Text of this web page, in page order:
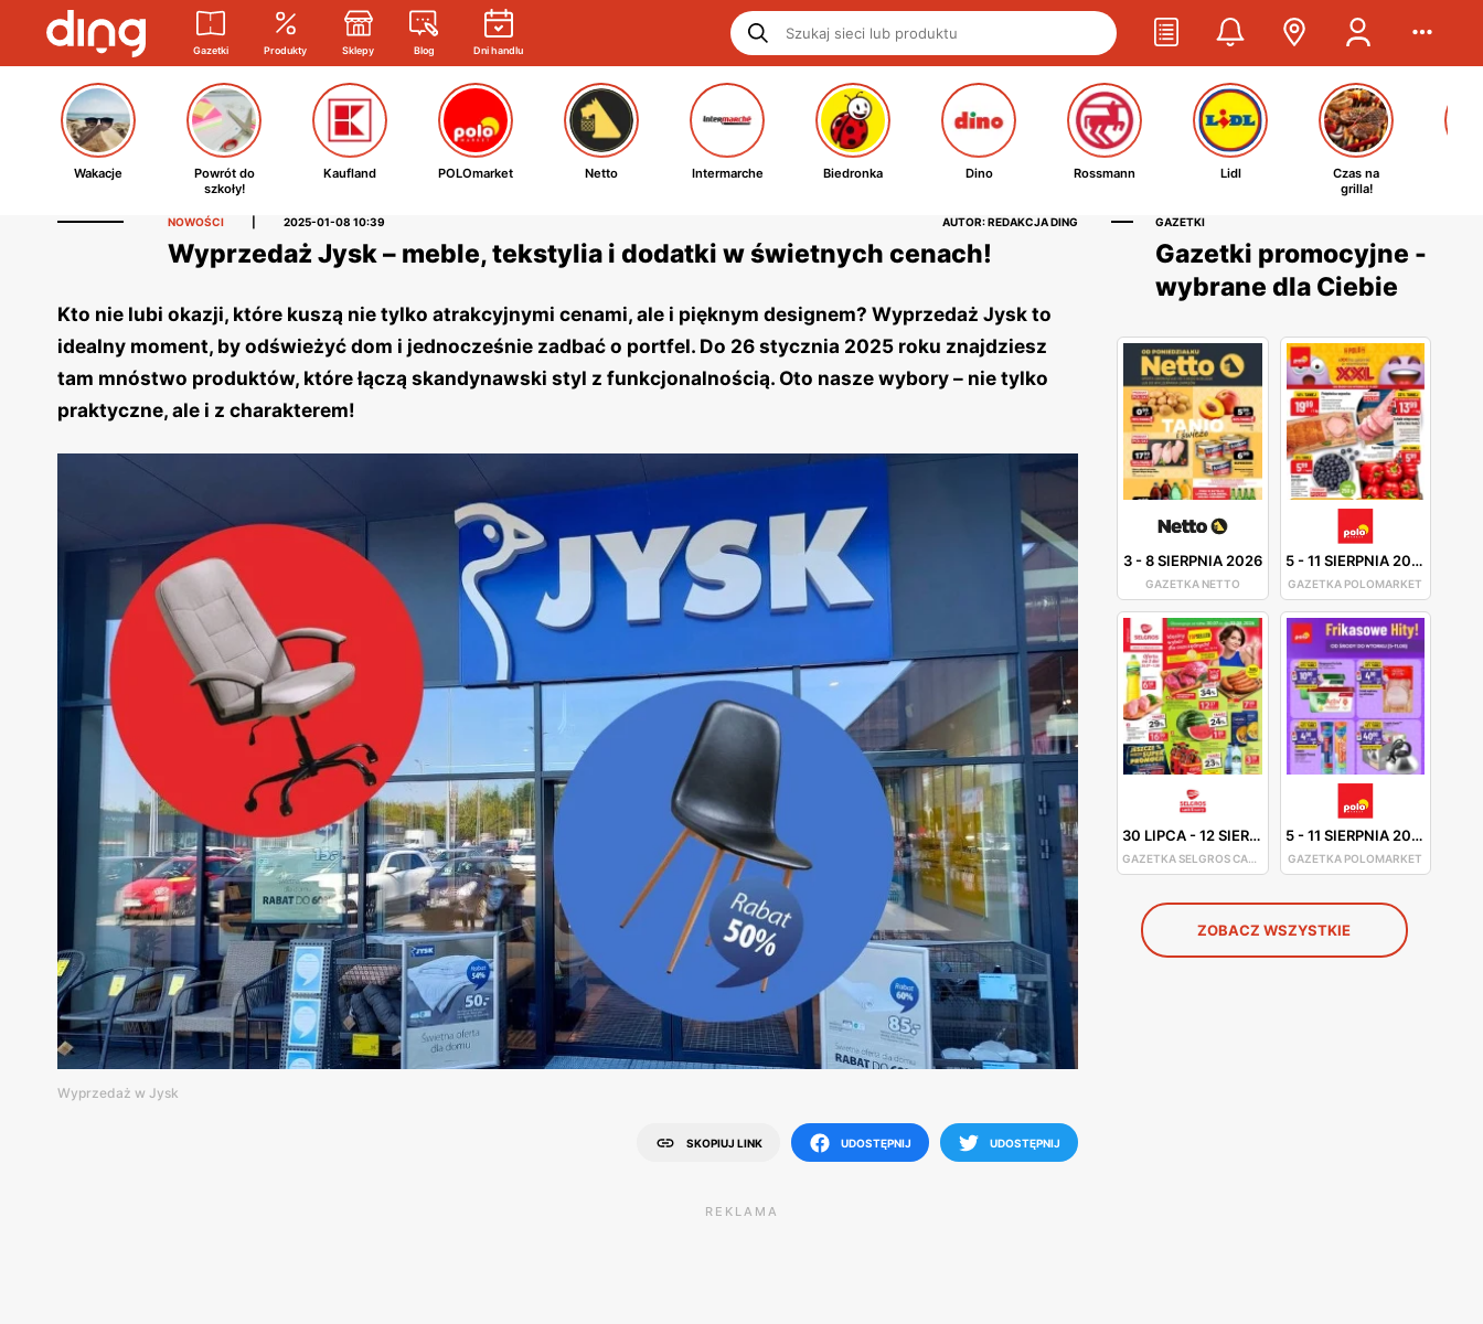
Gazetki Produkty Sklepy Blog Dni handlu
Wakacje
Powrót do
szkoły!
Kaufland POLOmarket Netto Intermarche Biedronka Dino Rossmann Lidl
Czas na
grilla!
NOWOŚCI 2025-01-08 10:39 AUTOR: REDAKCJA DING
Wyprzedaż Jysk – meble, tekstylia i dodatki w świetnych cenach!
Kto nie lubi okazji, które kuszą nie tylko atrakcyjnymi cenami, ale i pięknym designem? Wyprzedaż Jysk to
idealny moment, by odświeżyć dom i jednocześnie zadbać o portfel. Do 26 stycznia 2025 roku znajdziesz
tam mnóstwo produktów, które łączą skandynawski styl z funkcjonalnością. Oto nasze wybory – nie tylko
praktyczne, ale i z charakterem!
Wyprzedaż w Jysk
SKOPIUJ LINK UDOSTĘPNIJ UDOSTĘPNIJ
GAZETKI
Gazetki promocyjne -
wybrane dla Ciebie
3-8 SIERPNIA 2026
GAZETKA NETTO
5-11 SIERPNIA 2026
GAZETKA POLOMARKET
30 LIPCA-12 SIERPNIA 2026
GAZETKA SELGROS CASH&CARRY
5-11 SIERPNIA 2026
GAZETKA POLOMARKET
ZOBACZ WSZYSTKIE
REKLAMA